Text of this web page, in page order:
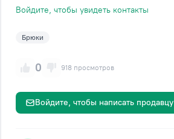
Войдите, чтобы увидеть контакты
Брюки
0 918 просмотров
Войдите, чтобы написать продавцу